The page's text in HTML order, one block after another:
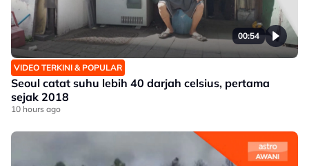
00:54
VIDEO TERKINI & POPULAR
Seoul catat suhu lebih 40 darjah celsius, pertama
sejak 2018
10 hours ago